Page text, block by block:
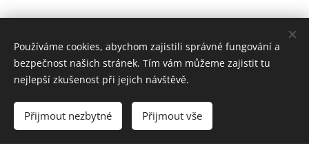
© 2025 VYTVARNÝ SVĚT Všechna práva vyhrazena.
Vytvořeno službou Webnode
Používáme cookies, abychom zajistili správné fungování a
bezpečnost našich stránek. Tím vám můžeme zajistit tu
nejlepší zkušenost při jejich návštěvě.
Přijmout nezbytné Přijmout vše